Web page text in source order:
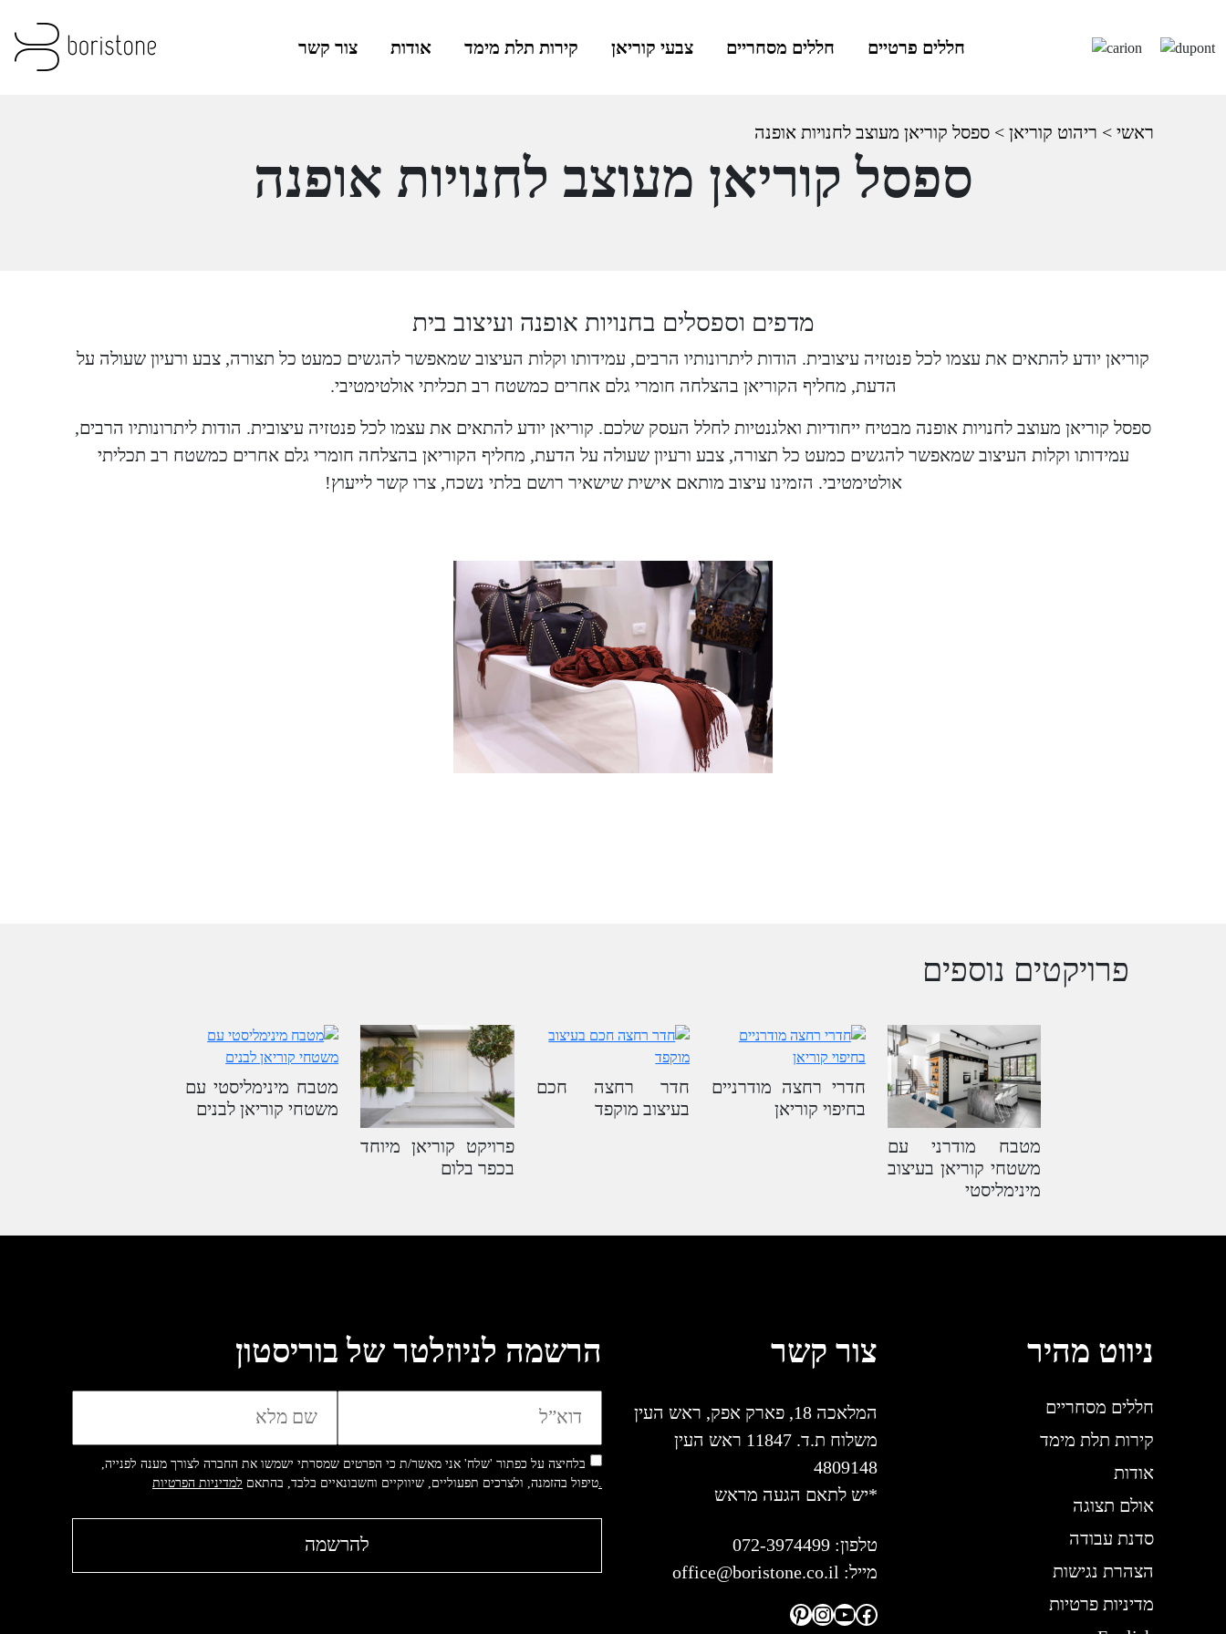
צור קשר אודות קירות תלת מימד צבעי קוריאן חללים מסחריים חללים פרטיים
ראשי > ריהוט קוריאן >ספסל קוריאן מעוצב לחנויות אופנה
ספסל קוריאן מעוצב לחנויות אופנה
מדפים וספסלים בחנויות אופנה ועיצוב בית
קוריאן יודע להתאים את עצמו לכל פנטזיה עיצובית. הודות ליתרונותיו הרבים, עמידותו וקלות העיצוב שמאפשר להגשים כמעט כל תצורה, צבע ורעיון שעולה על
הדעת, מחליף הקוריאן בהצלחה חומרי גלם אחרים כמשטח רב תכליתי אולטימטיבי.
ספסל קוריאן מעוצב לחנויות אופנה מבטיח ייחודיות ואלגנטיות לחלל העסק שלכם. קוריאן יודע להתאים את עצמו לכל פנטזיה עיצובית. הודות ליתרונותיו הרבים,
עמידותו וקלות העיצוב שמאפשר להגשים כמעט כל תצורה, צבע ורעיון שעולה על הדעת, מחליף הקוריאן בהצלחה חומרי גלם אחרים כמשטח רב תכליתי
אולטימטיבי. הזמינו עיצוב מותאם אישית שישאיר רושם בלתי נשכח, צרו קשר לייעוץ!
פרויקטים נוספים
מטבח מודרני עם
משטחי קוריאן בעיצוב
מינימליסטי
חדרי רחצה מודרניים
בחיפוי קוריאן
חדר רחצה חכם
בעיצוב מוקפד
פרויקט קוריאן מיוחד
בכפר בלום
מטבח מינימליסטי עם
משטחי קוריאן לבנים
ניווט מהיר
חללים מסחריים
קירות תלת מימד
אודות
אולם תצוגה
סדנת עבודה
הצהרת נגישות
מדיניות פרטיות
צור קשר
המלאכה 18, פארק אפק, ראש העין
משלוח ת.ד. 11847 ראש העין
4809148
*יש לתאם הגעה מראש
טלפון: 072-3974499
מייל: office@boristone.co.il
Facebook
YouTube
Instagram
Pinterest
הרשמה לניוזלטר של בוריסטון
בלחיצה על כפתור 'שלח' אני מאשר/ת כי הפרטים שמסרתי ישמשו את החברה לצורך מענה לפנייה,
טיפול בהזמנה, ולצרכים תפעוליים, שיווקיים וחשבונאיים בלבד, בהתאם